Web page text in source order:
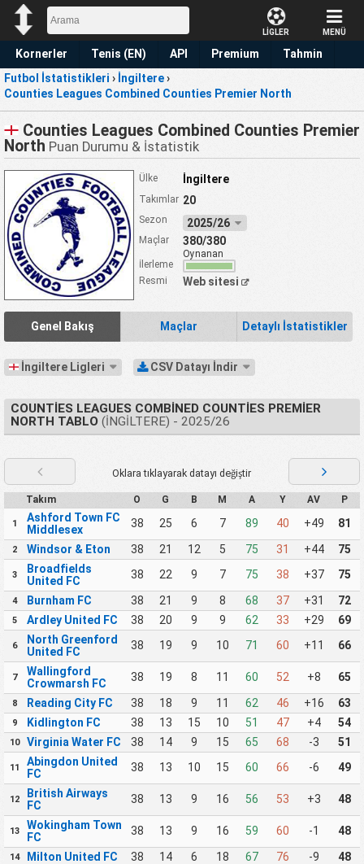
LİGLER MENÜ
Kornerler Tenis (EN) API Premium
Tahmin
Futbol İstatistikleri › İngiltere›
Counties Leagues Combined Counties Premier North
Counties Leagues Combined Counties Premier
North Puan Durumu & İstatistik
Ülke İngiltere
Takımlar 20
Sezon 2025/26
Maçlar 380/380
Oynanan
İlerleme
Resmi
Web sitesi
Genel Bakış Maçlar Detaylı İstatistikler
İngiltere Ligleri CSV Datayı İndir
COUNTIES LEAGUES COMBINED COUNTIES PREMIER
NORTH TABLO(İNGILTERE) - 2025/26
Oklara tıklayarak datayı değiştir
Takım O G B M A Y AV P
1
Ashford Town FC
Middlesex
38 25 6 7 89 40 +49 81
2 Windsor & Eton 38 21 12 5 75 31 +44 75
3
Broadfields
United FC
38 22 9 7 75 38 +37 75
4 Burnham FC 38 21 9 8 68 37 +31 72
5 Ardley United FC 38 20 9 9 62 33 +29 69
6
North Greenford
United FC
38 19 9 10 71 60 +11 66
7
Wallingford
Crowmarsh FC
38 19 8 11 60 52 +8 65
8 Reading City FC 38 18 9 11 62 46 +16 63
9 Kidlington FC 38 13 15 10 51 47 +4 54
10 Virginia Water FC 38 14 9 15 65 68 -3 51
11
Abingdon United
FC
38 13 10 15 60 66 -6 49
12
British Airways
FC
38 13 9 16 56 53 +3 48
13
Wokingham Town
FC
38 13 9 16 59 60 -1 48
14 Milton United FC 38 14 6 18 67 76 -9 48